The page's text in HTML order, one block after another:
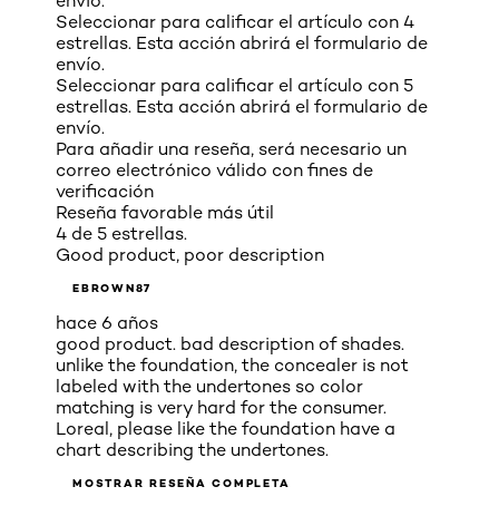
Seleccionar para calificar el artículo con 4
estrellas. Esta acción abrirá el formulario de
envío.
Seleccionar para calificar el artículo con 5
estrellas. Esta acción abrirá el formulario de
envío.
Para añadir una reseña, será necesario un
correo electrónico válido con fines de
verificación
Reseña favorable más útil
4 de 5 estrellas.
Good product, poor description
EBROWN87
hace 6 años
good product. bad description of shades.
unlike the foundation, the concealer is not
labeled with the undertones so color
matching is very hard for the consumer.
Loreal, please like the foundation have a
chart describing the undertones.
MOSTRAR RESEÑA COMPLETA